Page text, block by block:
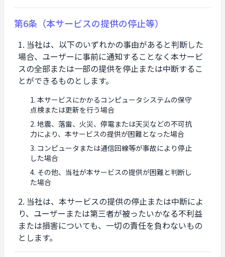
第6条（本サービスの提供の停止等）
当社は、以下のいずれかの事由があると判断した
場合、ユーザーに事前に通知することなく本サービ
スの全部または一部の提供を停止または中断するこ
とができるものとします。
本サービスにかかるコンピュータシステムの保守
点検または更新を行う場合
地震、落雷、火災、停電または天災などの不可抗
力により、本サービスの提供が困難となった場合
コンピュータまたは通信回線等が事故により停止
した場合
その他、当社が本サービスの提供が困難と判断し
た場合
当社は、本サービスの提供の停止または中断によ
り、ユーザーまたは第三者が被ったいかなる不利益
または損害についても、一切の責任を負わないもの
とします。